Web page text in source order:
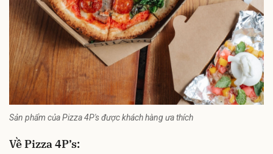
Sản phẩm của Pizza 4P's được khách hàng ưa thích
Về Pizza 4P’s: